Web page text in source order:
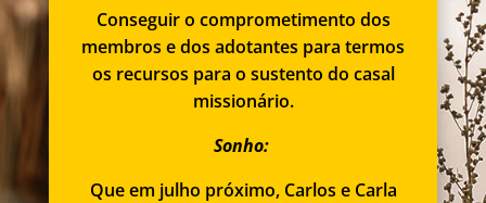
Conseguir o comprometimento dos
membros e dos adotantes para termos
os recursos para o sustento do casal
missionário.
Sonho:
Que em julho próximo, Carlos e Carla